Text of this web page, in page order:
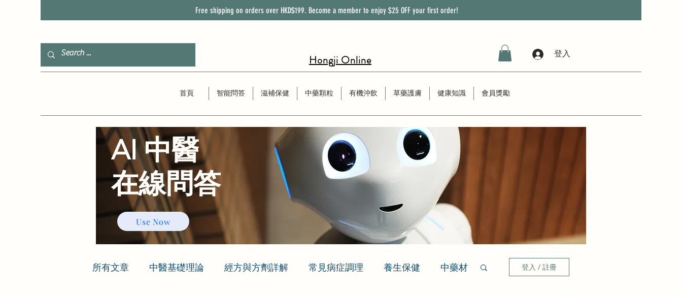
Free shipping on orders over HKD$199. Become a member to enjoy $25 OFF your first order!
Hongji Online 登入
首頁 智能問答 滋補保健 中藥顆粒 有機沖飲 草藥護膚 健康知識 會員獎勵
所有文章 中醫基礎理論 經方與方劑詳解 常見病症調理 養生保健 中藥材 登入 / 註冊
Use Now
AI 中醫
​在線問答